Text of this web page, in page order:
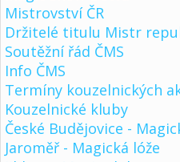
Mistrovství ČR
Držitelé titulu Mistr
Soutěžní řád ČMS
Info ČMS
Termíny kouzelnických
Kouzelnické kluby
České Budějovice -
Jaroměř - Magická lóže